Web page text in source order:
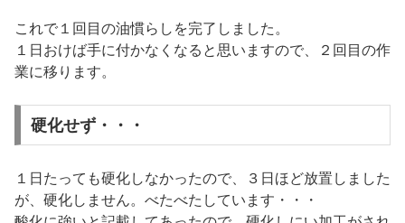
これで１回目の油慣らしを完了しました。
１日おけば手に付かなくなると思いますので、２回目の作
業に移ります。
硬化せず・・・
１日たっても硬化しなかったので、３日ほど放置しました
が、硬化しません。べたべたしています・・・